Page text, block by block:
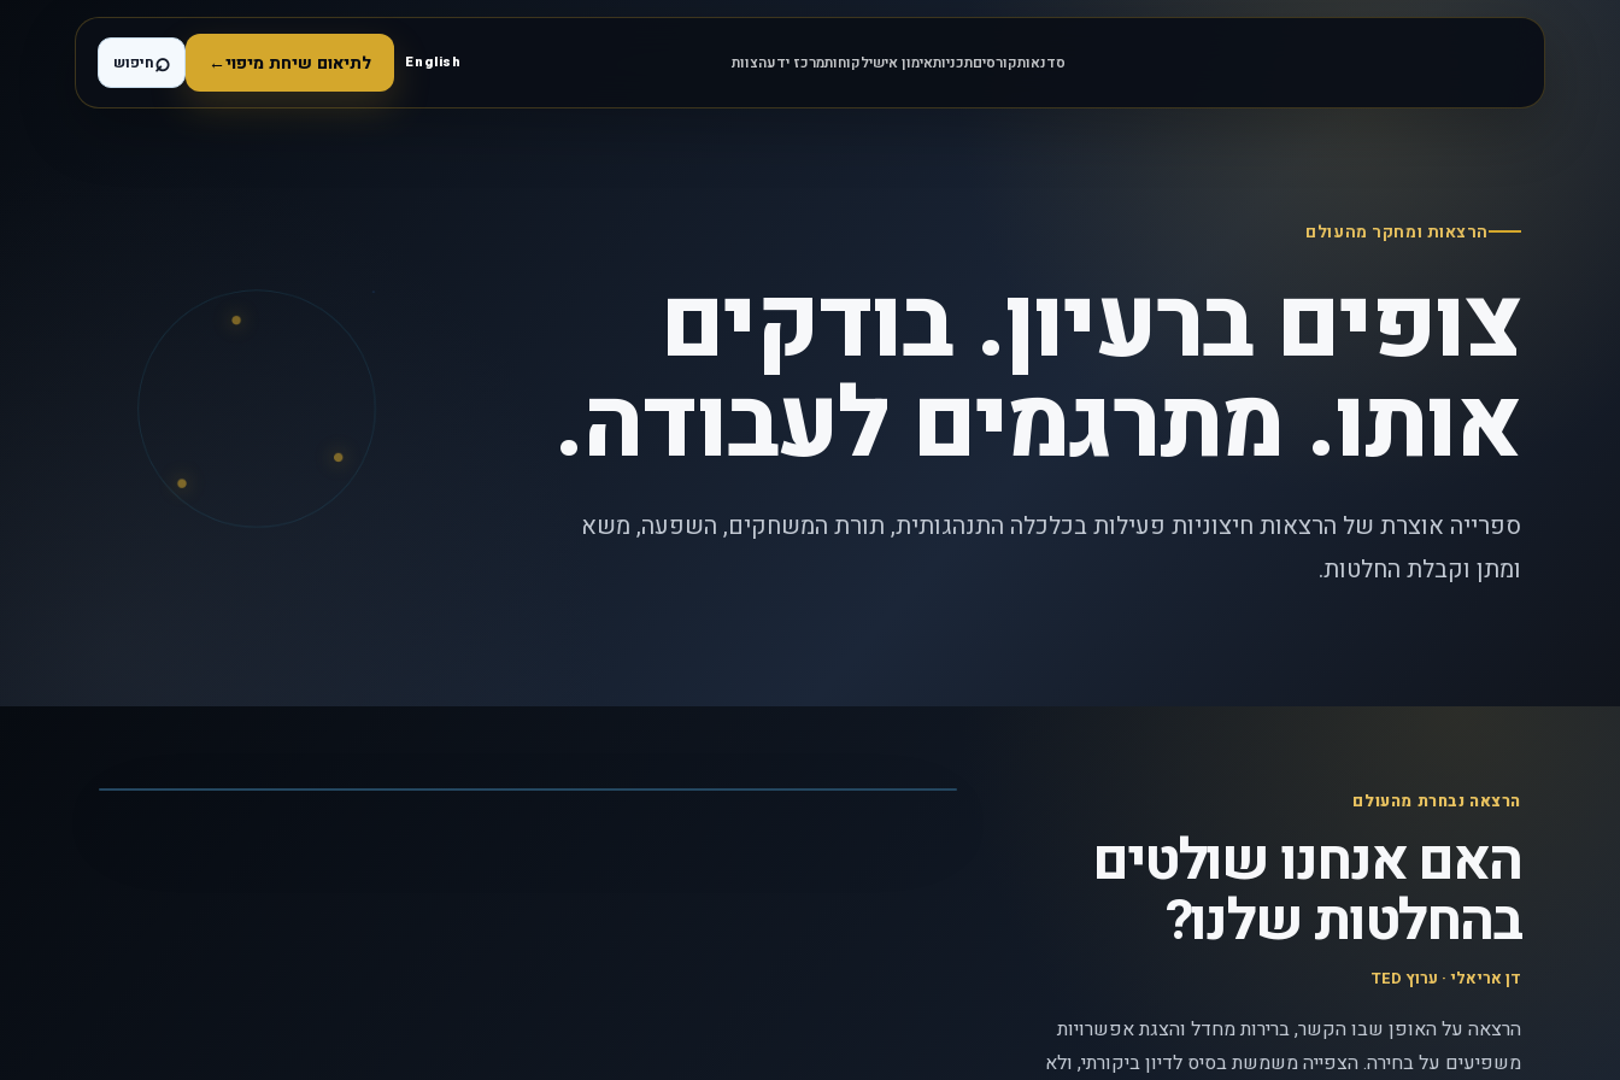
סדנאותקורסיםתכניותאימון אישילקוחותמרכז ידעהצוות English לתיאום שיחת מיפוי←
⌕חיפוש
הרצאות ומחקר מהעולם
צופים ברעיון. בודקים
אותו. מתרגמים לעבודה.
ספרייה אוצרת של הרצאות חיצוניות פעילות בכלכלה התנהגותית, תורת המשחקים, השפעה, משא
ומתן וקבלת החלטות.
הרצאה נבחרת מהעולם
האם אנחנו שולטים
בהחלטות שלנו?
דן אריאלי · ערוץ TED
הרצאה על האופן שבו הקשר, ברירות מחדל והצגת אפשרויות
משפיעים על בחירה. הצפייה משמשת בסיס לדיון ביקורתי, ולא